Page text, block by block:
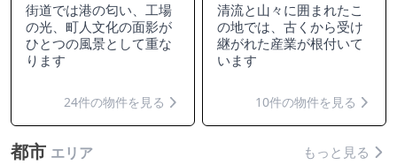
街道では港の匂い、工場
の光、町人文化の面影が
ひとつの風景として重な
ります
24件の物件を見る
清流と山々に囲まれたこ
の地では、古くから受け
継がれた産業が根付いて
います
10件の物件を見る
都市 エリア もっと見る